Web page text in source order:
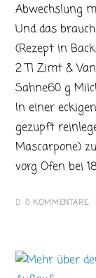
Abwechslung
Und das
(Rezept in
2 Tl Zimt &
Sahne60 g
In einer
gezupft
Mascarpone)
vorg Ofen bei
0 KOMMENTARE